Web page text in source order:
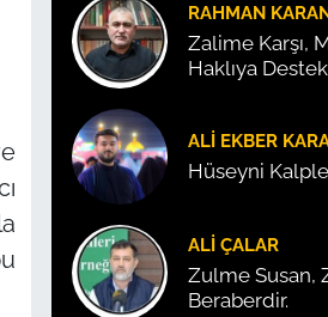
RAHMAN
Zalime Karşı,
Haklıya
ALI EKBER
Hüseyni
ALI ÇALAR
Zulme Susan,
Beraberdir.